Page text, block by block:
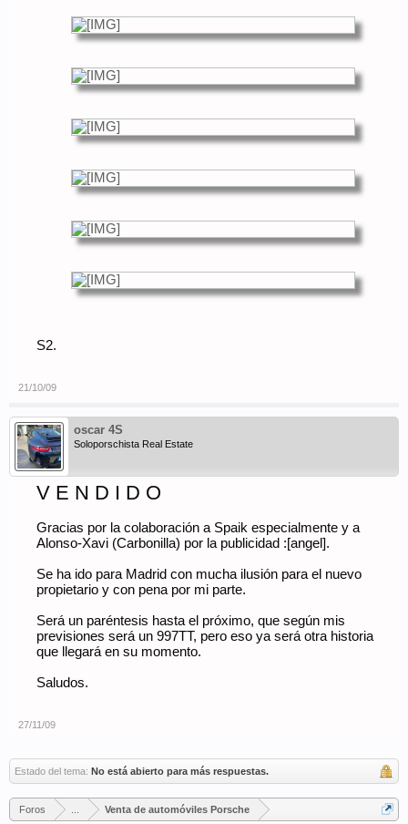
S2.
21/10/09
oscar 4S
Soloporschista Real Estate
V E N D I D O
Gracias por la colaboración a Spaik especialmente y a
Alonso-Xavi (Carbonilla) por la publicidad :[angel].
Se ha ido para Madrid con mucha ilusión para el nuevo
propietario y con pena por mi parte.
Será un paréntesis hasta el próximo, que según mis
previsiones será un 997TT, pero eso ya será otra historia
que llegará en su momento.
Saludos.
27/11/09
Estado del tema: No está abierto para más respuestas.
Foros Venta de automóviles Porsche